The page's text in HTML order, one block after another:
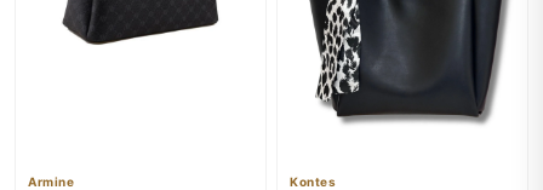
Armine Kontes